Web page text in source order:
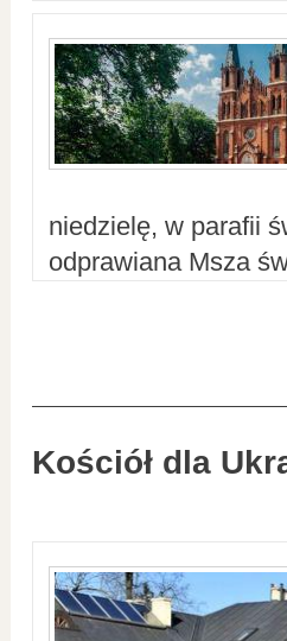
niedzielę, w parafii
odprawiana Msza
Kościół dla